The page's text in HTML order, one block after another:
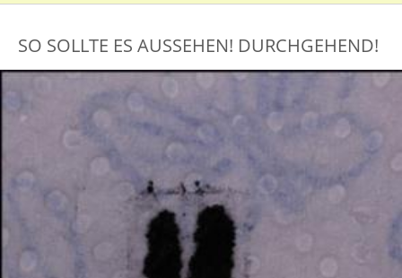
SO SOLLTE ES AUSSEHEN! DURCHGEHEND!